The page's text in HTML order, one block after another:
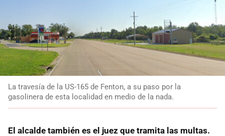
La travesía de la US-165 de Fenton, a su paso por la
gasolinera de esta localidad en medio de la nada.
El alcalde también es el juez que tramita las multas.